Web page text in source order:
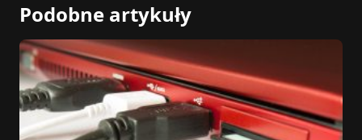
Podobne artykuły